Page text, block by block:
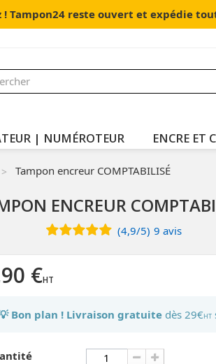
! Tampon24 reste ouvert et expédie
| NUMÉROTEUR ENCRE ET
Tampon encreur COMPTABILISÉ
ENCREUR
(4,9/5) 9 avis
€
Bon plan ! Livraison gratuitedès 29€HT